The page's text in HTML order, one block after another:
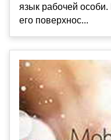
язык рабочей
его поверхнос...